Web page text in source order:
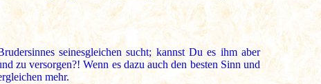
seinesgleichen sucht; kannst Du es ihm aber
zu versorgen?! Wenn es dazu auch den besten Sinn und
mehr.